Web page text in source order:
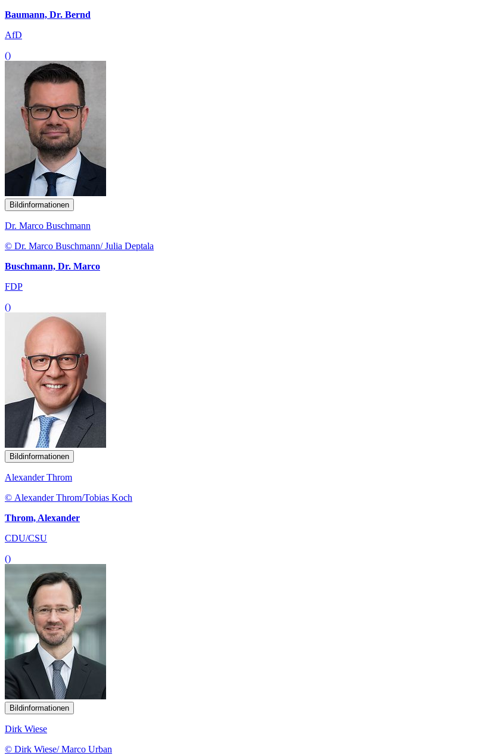
Baumann, Dr. Bernd
AfD
()
Bildinformationen
Dr. Marco Buschmann
© Dr. Marco Buschmann/ Julia Deptala
Buschmann, Dr. Marco
FDP
()
Bildinformationen
Alexander Throm
© Alexander Throm/Tobias Koch
Throm, Alexander
CDU/CSU
()
Bildinformationen
Dirk Wiese
© Dirk Wiese/ Marco Urban